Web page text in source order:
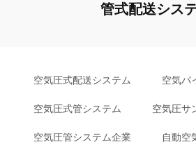
管式配送シス
空気圧式配送システム 空気パ
空気圧式管システム 空気圧サ
空気圧管システム企業 自動空